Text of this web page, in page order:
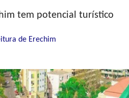
tem potencial turístico
de Erechim